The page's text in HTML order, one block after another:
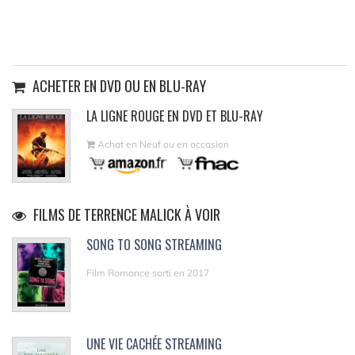
ACHETER EN DVD OU EN BLU-RAY
LA LIGNE ROUGE EN DVD ET BLU-RAY
Achat en Neuf ou en occasion
FILMS DE TERRENCE MALICK À VOIR
SONG TO SONG STREAMING
Film Romance sorti en 2017
UNE VIE CACHÉE STREAMING